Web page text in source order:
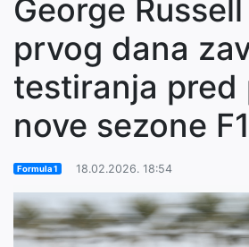
George
prvog dana
testiranja pred
nove sezone F1
Formula 1 18.02.2026. 18:54